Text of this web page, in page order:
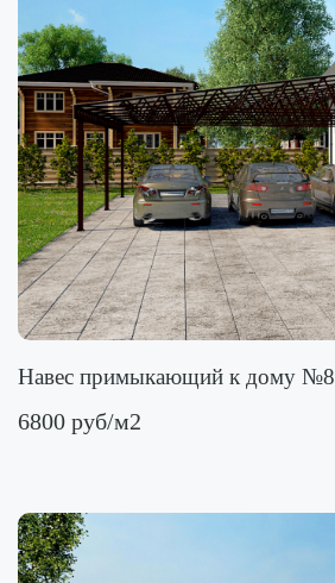
Навес примыкающий к дому №8
6800 руб/м2